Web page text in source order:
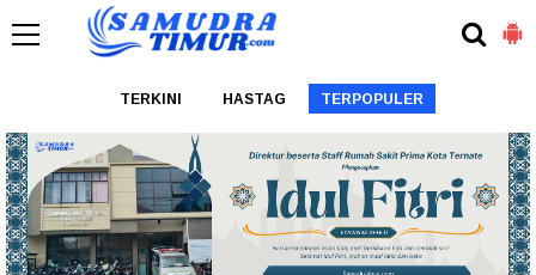
TERKINI HASTAG TERPOPULER